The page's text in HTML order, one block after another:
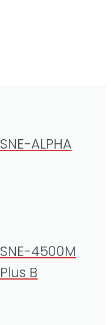
SNE-ALPHA
SNE-4500M
Plus B